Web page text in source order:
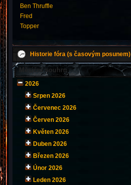
Ben Thruffle
Fred
Topper
Historie fóra (s časovým posunem)
Měsíční souhrn
2026
Srpen 2026
Červenec 2026
Červen 2026
Květen 2026
Duben 2026
Březen 2026
Únor 2026
Leden 2026